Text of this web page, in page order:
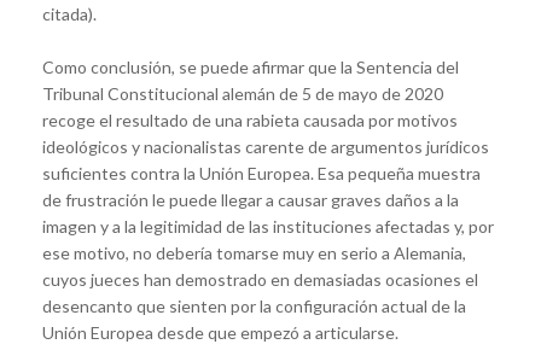
citada).
Como conclusión, se puede afirmar que la Sentencia del
Tribunal Constitucional alemán de 5 de mayo de 2020
recoge el resultado de una rabieta causada por motivos
ideológicos y nacionalistas carente de argumentos jurídicos
suficientes contra la Unión Europea. Esa pequeña muestra
de frustración le puede llegar a causar graves daños a la
imagen y a la legitimidad de las instituciones afectadas y, por
ese motivo, no debería tomarse muy en serio a Alemania,
cuyos jueces han demostrado en demasiadas ocasiones el
desencanto que sienten por la configuración actual de la
Unión Europea desde que empezó a articularse.